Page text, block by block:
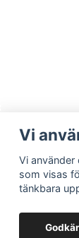
Vi
Vi
som visas
tänkbara